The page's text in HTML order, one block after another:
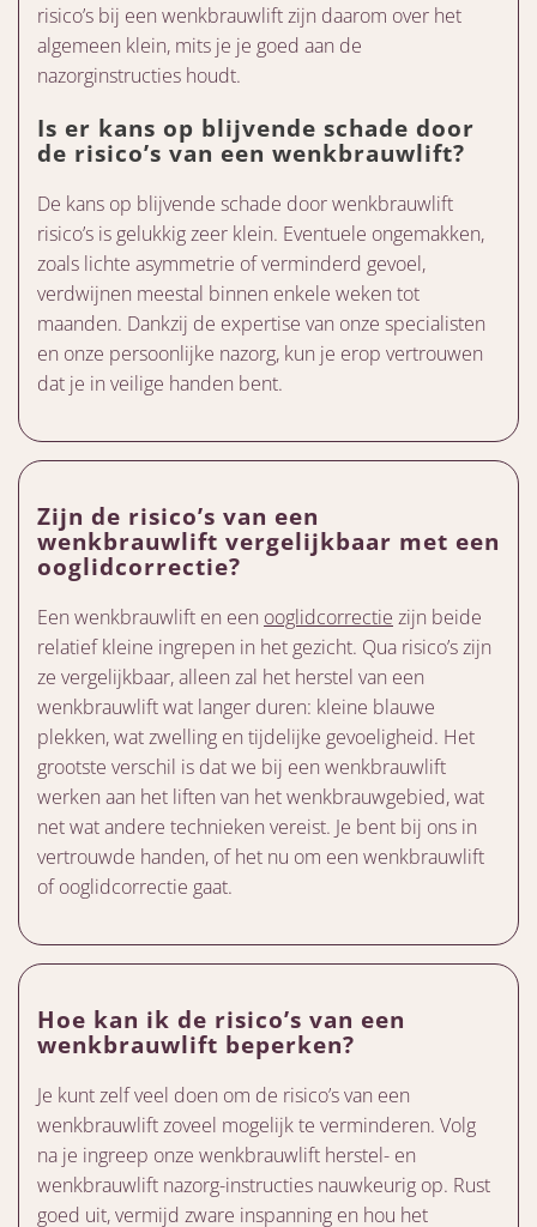
risico’s bij een wenkbrauwlift zijn daarom over het
algemeen klein, mits je je goed aan de
nazorginstructies houdt.
Is er kans op blijvende schade door
de risico’s van een wenkbrauwlift?
De kans op blijvende schade door wenkbrauwlift
risico’s is gelukkig zeer klein. Eventuele ongemakken,
zoals lichte asymmetrie of verminderd gevoel,
verdwijnen meestal binnen enkele weken tot
maanden. Dankzij de expertise van onze specialisten
en onze persoonlijke nazorg, kun je erop vertrouwen
dat je in veilige handen bent.
Zijn de risico’s van een
wenkbrauwlift vergelijkbaar met een
ooglidcorrectie?
Een wenkbrauwlift en een ooglidcorrectie zijn beide
relatief kleine ingrepen in het gezicht. Qua risico’s zijn
ze vergelijkbaar, alleen zal het herstel van een
wenkbrauwlift wat langer duren: kleine blauwe
plekken, wat zwelling en tijdelijke gevoeligheid. Het
grootste verschil is dat we bij een wenkbrauwlift
werken aan het liften van het wenkbrauwgebied, wat
net wat andere technieken vereist. Je bent bij ons in
vertrouwde handen, of het nu om een wenkbrauwlift
of ooglidcorrectie gaat.
Hoe kan ik de risico’s van een
wenkbrauwlift beperken?
Je kunt zelf veel doen om de risico’s van een
wenkbrauwlift zoveel mogelijk te verminderen. Volg
na je ingreep onze wenkbrauwlift herstel- en
wenkbrauwlift nazorg-instructies nauwkeurig op. Rust
goed uit, vermijd zware inspanning en hou het